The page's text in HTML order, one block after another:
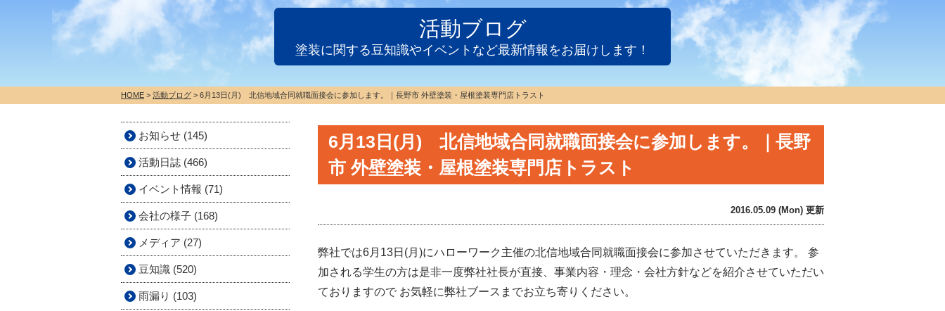
活動ブログ
塗装に関する豆知識やイベントなど最新情報をお届けします！
HOME > 活動ブログ > 6月13日(月) 北信地域合同就職面接会に参加します。｜長野市 外壁塗装・屋根塗装専門店トラスト
6月13日(月) 北信地域合同就職面接会に参加します。｜長野
市 外壁塗装・屋根塗装専門店トラスト
2016.05.09 (Mon) 更新
弊社では6月13日(月)にハローワーク主催の北信地域合同就職面接会に参加させていただきます。 参
加される学生の方は是非一度弊社社長が直接、事業内容・理念・会社方針などを紹介させていただい
ておりますので お気軽に弊社ブースまでお立ち寄りください。
お知らせ (145)
活動日誌 (466)
イベント情報 (71)
会社の様子 (168)
メディア (27)
豆知識 (520)
雨漏り (103)